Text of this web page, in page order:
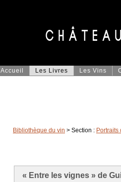
Accueil Les Livres Les Vins
Bibliothèque du vin > Section : Portraits
« Entre les vignes » de